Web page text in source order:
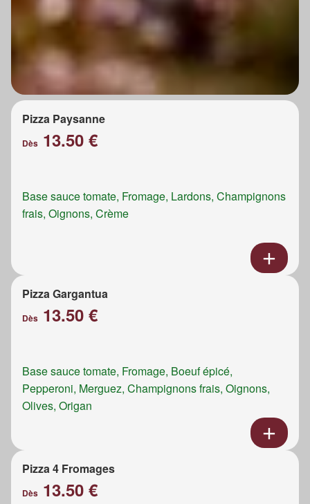
Pizza Paysanne
Dès 13.50 €
Base sauce tomate, Fromage, Lardons, Champignons
frais, Oignons, Crème
Pizza Gargantua
Dès 13.50 €
Base sauce tomate, Fromage, Boeuf épicé,
Pepperoni, Merguez, Champignons frais, Oignons,
Olives, Origan
Pizza 4 Fromages
Dès 13.50 €